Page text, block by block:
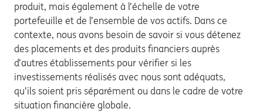
produit, mais également à l’échelle de votre
portefeuille et de l’ensemble de vos actifs. Dans ce
contexte, nous avons besoin de savoir si vous détenez
des placements et des produits financiers auprès
d’autres établissements pour vérifier si les
investissements réalisés avec nous sont adéquats,
qu’ils soient pris séparément ou dans le cadre de votre
situation financière globale.